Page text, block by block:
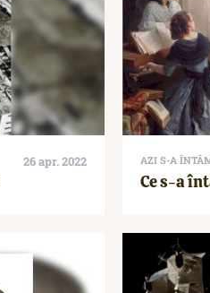
26 apr. 2022 AZI S-A
Ce s-a